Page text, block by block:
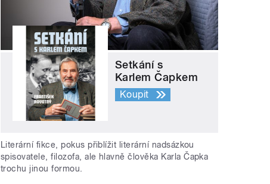
Setkání s
Karlem Čapkem
Koupit
Literární fikce, pokus přiblížit literární nadsázkou
spisovatele, filozofa, ale hlavně člověka Karla Čapka
trochu jinou formou.